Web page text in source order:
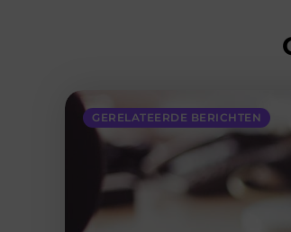
GERELATEERDE BERICHTEN